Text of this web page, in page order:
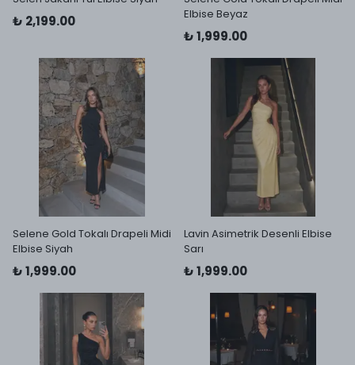
₺ 2,199.00
Elbise Beyaz
₺ 1,999.00
Selene Gold Tokalı Drapeli Midi
Elbise Siyah
₺ 1,999.00
Lavin Asimetrik Desenli Elbise
Sarı
₺ 1,999.00